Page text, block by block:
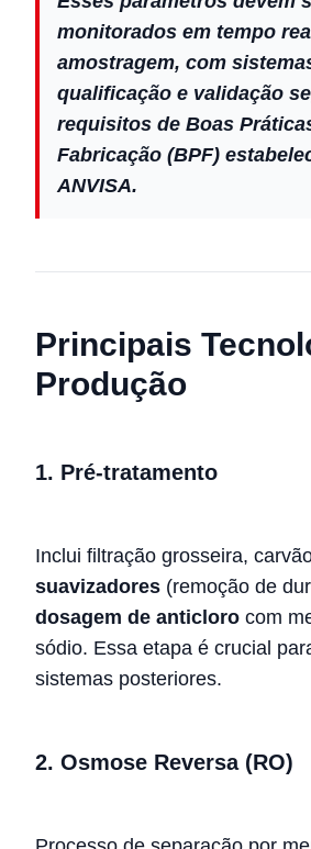
monitorados em tempo
amostragem, com
qualificação e validação
requisitos de Boas
Fabricação (BPF)
ANVISA.
Principais
Produção
1. Pré-tratamento
Inclui filtração grosseira,
suavizadores (remoção de
dosagem de anticloro com
sódio. Essa etapa é crucial
sistemas posteriores.
2. Osmose Reversa (RO)